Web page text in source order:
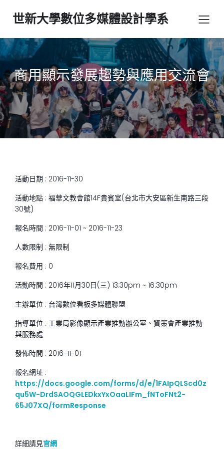
世新大學數位多媒體設計學系
商用顯示發展趨勢與應用交流會
活動日期 : 2016-11-30
活動地點 : 福華文教會館14F貴賓室(台北市大安區新生南路三段
30號)
報名時間 : 2016-11-01 ~ 2016-11-23
人數限制 : 無限制
報名費用 : 0
活動時間 : 2016年11月30日(三) 13:30pm ~ 16:30pm
主辦單位 : 台灣數位看板多媒體聯盟
指導單位 : 工業局影像顯示產業推動辦公室、資策會產業推動
與服務處
發佈時間 : 2016-11-01
報名網址 :
https://docs.google.com/forms/d/e/1FAIpQLScd0z
qu5W-DrdSAOQGLEDkxYxOaaLIFm_fNToFNt2-
65J07XQ/formResponse
詳細請見官網